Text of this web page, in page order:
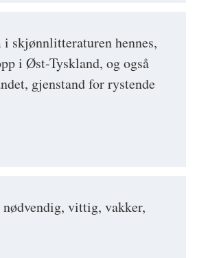
i skjønnlitteraturen hennes,
i Øst-Tyskland, og også
gjenstand for rystende
vittig, vakker,